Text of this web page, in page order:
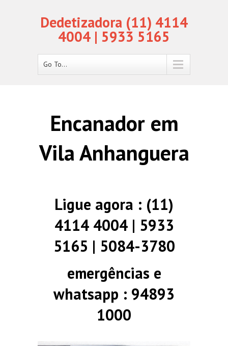
Dedetizadora (11) 4114
4004 | 5933 5165
Go To...
Encanador em
Vila Anhanguera
Ligue agora : (11)
4114 4004 | 5933
5165 | 5084-3780
emergências e
whatsapp : 94893
1000